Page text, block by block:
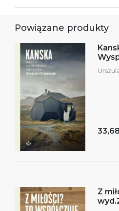
Powiązane produkty
Z